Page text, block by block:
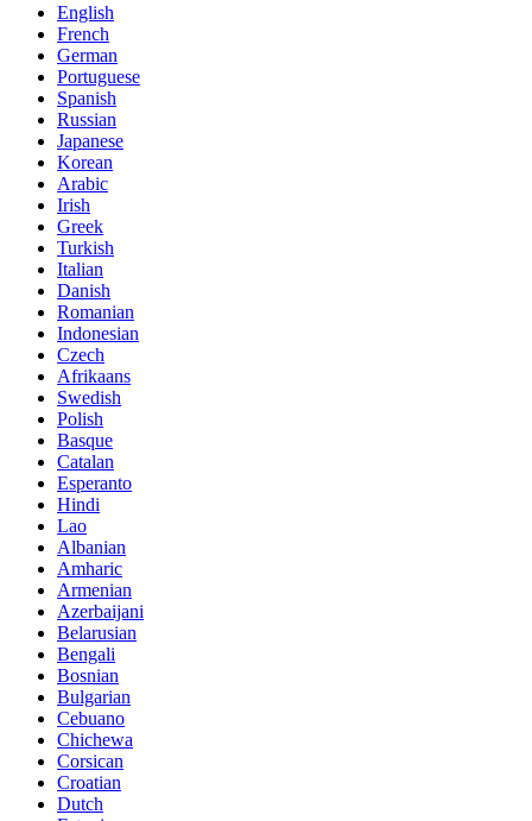
English
French
German
Portuguese
Spanish
Russian
Japanese
Korean
Arabic
Irish
Greek
Turkish
Italian
Danish
Romanian
Indonesian
Czech
Afrikaans
Swedish
Polish
Basque
Catalan
Esperanto
Hindi
Lao
Albanian
Amharic
Armenian
Azerbaijani
Belarusian
Bengali
Bosnian
Bulgarian
Cebuano
Chichewa
Corsican
Croatian
Dutch